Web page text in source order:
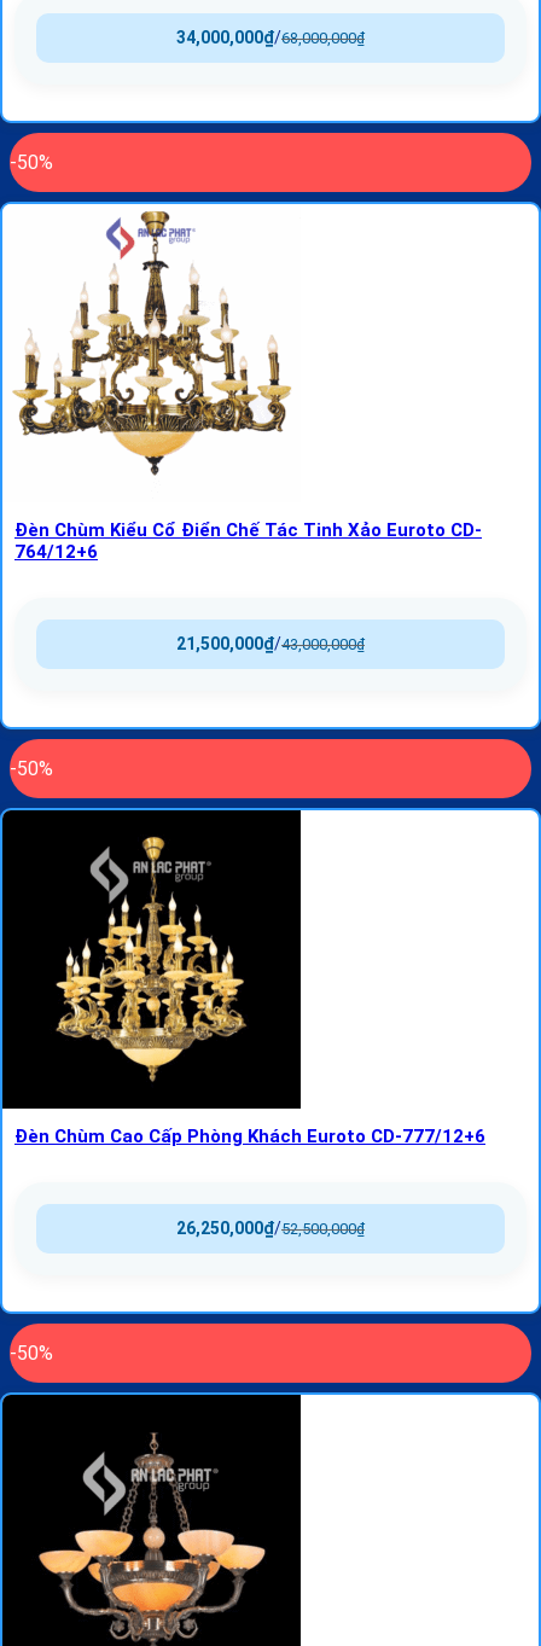
68,000,000₫
/
34,000,000₫
-50%
Đèn Chùm Kiểu Cổ Điển Chế Tác Tinh Xảo Euroto CD-
764/12+6
43,000,000₫
/
21,500,000₫
-50%
Đèn Chùm Cao Cấp Phòng Khách Euroto CD-777/12+6
52,500,000₫
/
26,250,000₫
-50%